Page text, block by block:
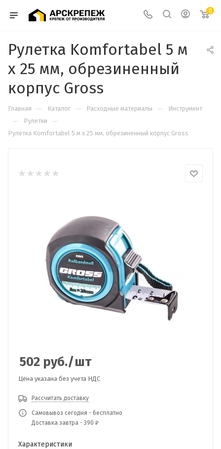
0
Рулетка Komfortabel 5 м
х 25 мм, обрезиненный
корпус Gross
Главная — Каталог — Расходные материалы — Инструмент
— Рулетки —
Рулетка Komfortabel 5 м х 25 мм, обрезиненный корпус Gross
502 руб./шт
Цена указана без учета НДС
Рассчитать доставку
Самовывоз сегодня - бесплатно
Доставка завтра - 390 ₽
Характеристики